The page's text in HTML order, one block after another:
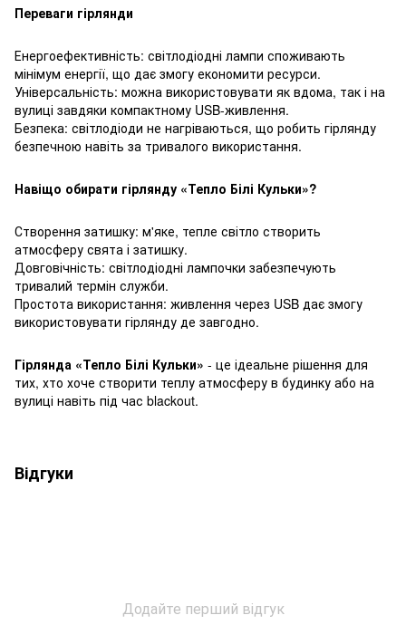
Переваги гірлянди
Енергоефективність: світлодіодні лампи споживають
мінімум енергії, що дає змогу економити ресурси.
Універсальність: можна використовувати як вдома, так і на
вулиці завдяки компактному USB-живлення.
Безпека: світлодіоди не нагріваються, що робить гірлянду
безпечною навіть за тривалого використання.
Навіщо обирати гірлянду «Тепло Білі Кульки»?
Створення затишку: м'яке, тепле світло створить
атмосферу свята і затишку.
Довговічність: світлодіодні лампочки забезпечують
тривалий термін служби.
Простота використання: живлення через USB дає змогу
використовувати гірлянду де завгодно.
Гірлянда «Тепло Білі Кульки» - це ідеальне рішення для
тих, хто хоче створити теплу атмосферу в будинку або на
вулиці навіть під час blackout.
Відгуки
Додайте перший відгук